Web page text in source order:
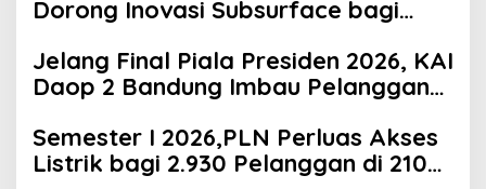
Dorong Inovasi Subsurface bagi
Infrastruktur
Jelang Final Piala Presiden 2026, KAI
Daop 2 Bandung Imbau Pelanggan
Semester I 2026,PLN Perluas Akses
Listrik bagi 2.930 Pelanggan di 210